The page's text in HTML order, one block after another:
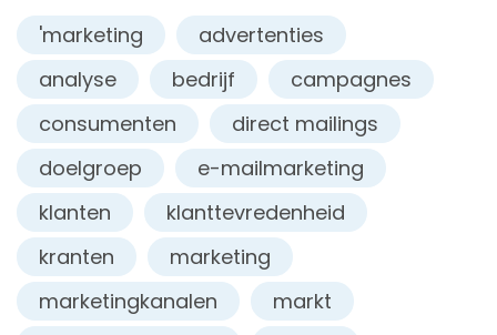
'marketing
advertenties
analyse
bedrijf
campagnes
consumenten
direct mailings
doelgroep
e-mailmarketing
klanten
klanttevredenheid
kranten
marketing
marketingkanalen
markt